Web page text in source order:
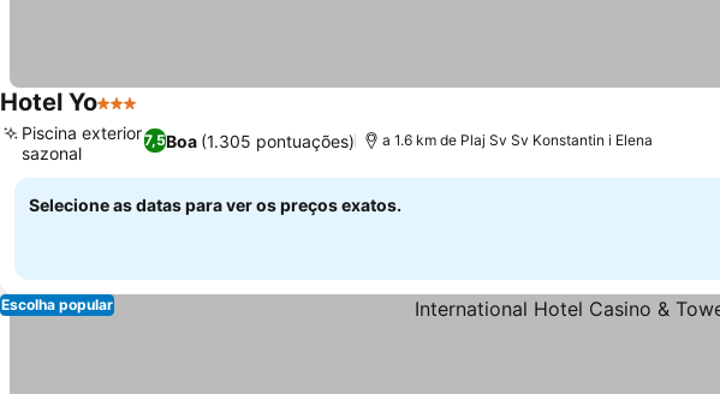
Hotel Yo3 Estrelas
7,5Boa (1.305 pontuações)
Piscina exterior
sazonal
a 1.6 km de Plaj Sv Sv Konstantin i Elena
Selecione as datas para ver os preços exatos.
Escolha popular